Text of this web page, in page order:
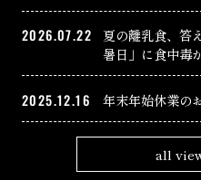
2026.07.22
夏の離乳食、答
暑日」に食中毒
2025.12.16 年末年始休業の
all